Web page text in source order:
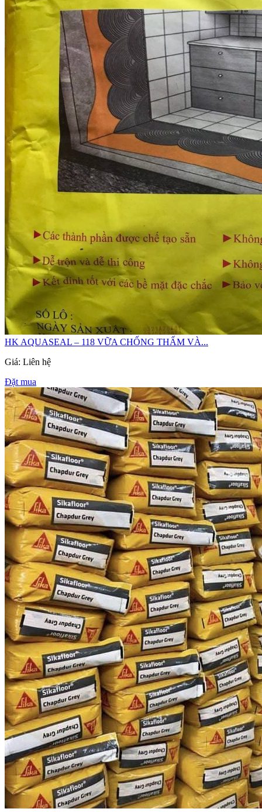
HK AQUASEAL – 118 VỮA CHỐNG THẤM VÀ...
Giá: Liên hệ
Đặt mua